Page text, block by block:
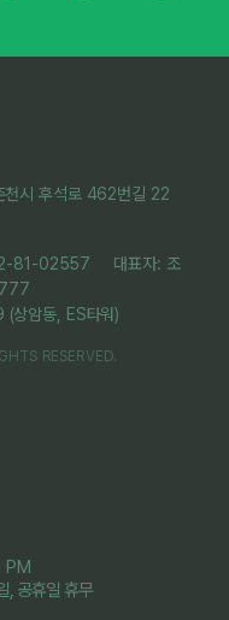
시 후석로 462번길 22
81-02557 대표자: 조
(상암동, ES타워)
RESERVED.
PM
, 공휴일 휴무